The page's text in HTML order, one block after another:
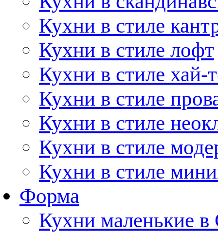
Кухни в стиле
Кухни в стиле лофт
Кухни в стиле хай-
Кухни в стиле
Кухни в стиле
Кухни в стиле
Кухни в стиле
Форма
Кухни маленькие в